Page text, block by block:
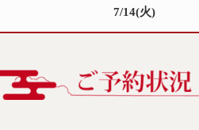
7/14(火)